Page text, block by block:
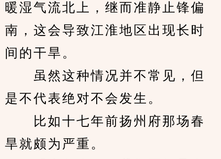
暖湿气流北上，继而准静止锋偏
南，这会导致江淮地区出现长时
间的干旱。
虽然这种情况并不常见，但
是不代表绝对不会发生。
比如十七年前扬州府那场春
旱就颇为严重。